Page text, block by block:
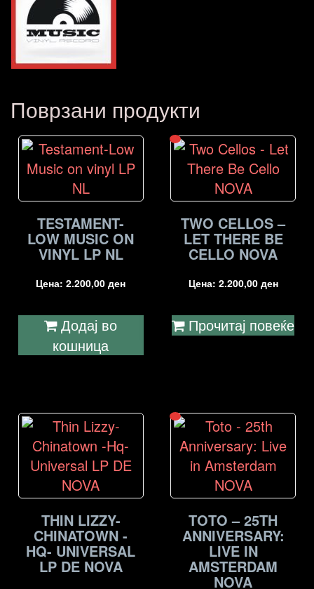
Поврзани продукти
TESTAMENT-
LOW MUSIC ON
VINYL LP NL
Цена:2.200,00ден
Додај во
кошница
TWO CELLOS –
LET THERE BE
CELLO NOVA
Цена: 2.200,00 ден
Прочитај повеќе
THIN LIZZY-
CHINATOWN -
HQ- UNIVERSAL
LP DE NOVA
TOTO – 25TH
ANNIVERSARY:
LIVE IN
AMSTERDAM
NOVA